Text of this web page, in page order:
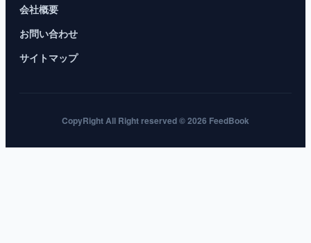
会社概要
お問い合わせ
サイトマップ
CopyRight All Right reserved © 2026 FeedBook